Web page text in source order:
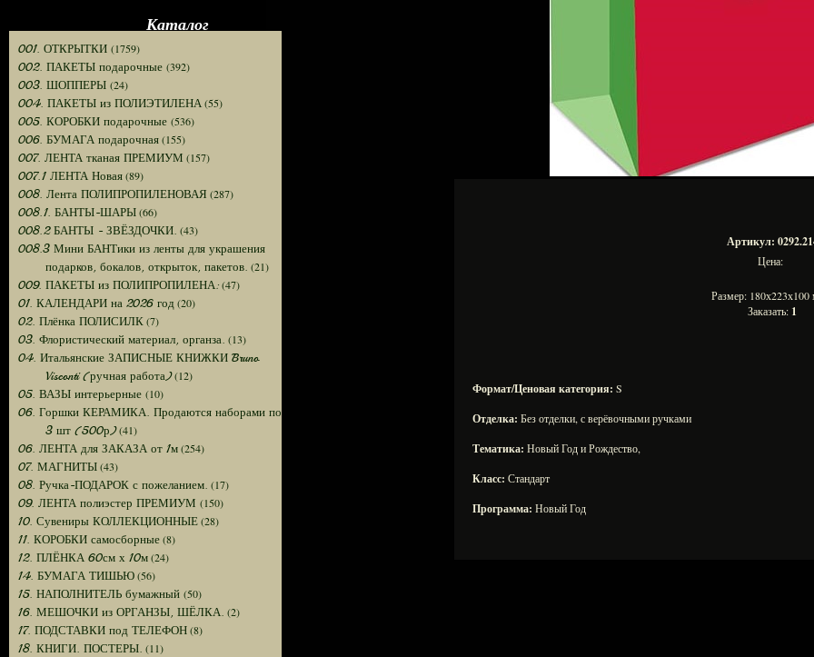
Каталог
001. ОТКРЫТКИ (1759)
002. ПАКЕТЫ подарочные (392)
003. ШОППЕРЫ (24)
004. ПАКЕТЫ из ПОЛИЭТИЛЕНА(55)
005. КОРОБКИ подарочные (536)
006. БУМАГА подарочная(155)
007. ЛЕНТА тканая ПРЕМИУМ (157)
007.1 ЛЕНТА Новая(89)
008. Лента ПОЛИПРОПИЛЕНОВАЯ (287)
008.1. БАНТЫ-ШАРЫ(66)
008.2 БАНТЫ - ЗВЁЗДОЧКИ. (43)
008.3 Мини БАНТики из ленты для украшения
подарков, бокалов, открыток, пакетов. (21)
009. ПАКЕТЫ из ПОЛИПРОПИЛЕНА:(47)
01. КАЛЕНДАРИ на 2026 год (20)
02. Плёнка ПОЛИСИЛК(7)
03. Флористический материал, органза. (13)
04. Итальянские ЗАПИСНЫЕ КНИЖКИ Bruno
Visconti (ручная работа)(12)
05. ВАЗЫ интерьерные (10)
06. Горшки КЕРАМИКА. Продаются наборами по
3 шт (500р)(41)
06. ЛЕНТА для ЗАКАЗА от 1м(254)
07. МАГНИТЫ(43)
08. Ручка-ПОДАРОК с пожеланием. (17)
09. ЛЕНТА полиэстер ПРЕМИУМ (150)
10. Сувениры КОЛЛЕКЦИОННЫЕ(28)
11. КОРОБКИ самосборные(8)
12. ПЛЁНКА 60см х 10м(24)
14. БУМАГА ТИШЬЮ(56)
15. НАПОЛНИТЕЛЬ бумажный (50)
16. МЕШОЧКИ из ОРГАНЗЫ, ШЁЛКА. (2)
17. ПОДСТАВКИ под ТЕЛЕФОН(8)
18. КНИГИ. ПОСТЕРЫ. (11)
Артикул:
Цена:
Размер:
Заказать: 1
Формат/Ценовая категория: S
Отделка: Без отделки, с верёвочными ручками
Тематика: Новый Год и Рождество,
Класс: Стандарт
Программа: Новый Год